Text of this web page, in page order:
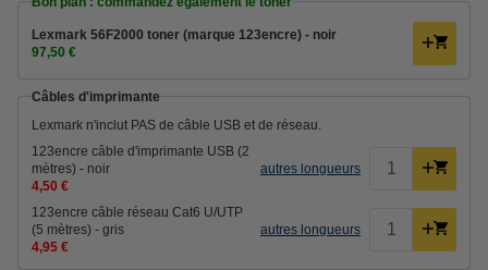
Lexmark 56F2000 toner (marque 123encre) - noir
97,50 €
Câbles d'imprimante
Lexmark n'inclut PAS de câble USB et de réseau.
123encre câble d'imprimante USB (2
mètres) - noir
4,50 €
autres longueurs
123encre câble réseau Cat6 U/UTP
(5 mètres) - gris
4,95 €
autres longueurs